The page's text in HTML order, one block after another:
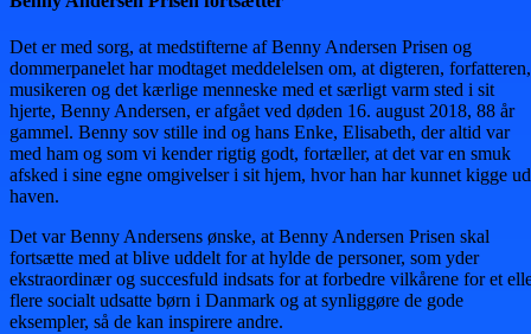
Det er med sorg, at medstifterne af Benny Andersen Prisen og
dommerpanelet har modtaget meddelelsen om, at digteren, forfatteren,
musikeren og det kærlige menneske med et særligt varm sted i sit
hjerte, Benny Andersen, er afgået ved døden 16. august 2018, 88 år
gammel. Benny sov stille ind og hans Enke, Elisabeth, der altid var
med ham og som vi kender rigtig godt, fortæller, at det var en smuk
afsked i sine egne omgivelser i sit hjem, hvor han har kunnet kigge
haven.
Det var Benny Andersens ønske, at Benny Andersen Prisen skal
fortsætte med at blive uddelt for at hylde de personer, som yder
ekstraordinær og succesfuld indsats for at forbedre vilkårene for et
flere socialt udsatte børn i Danmark og at synliggøre de gode
eksempler, så de kan inspirere andre.